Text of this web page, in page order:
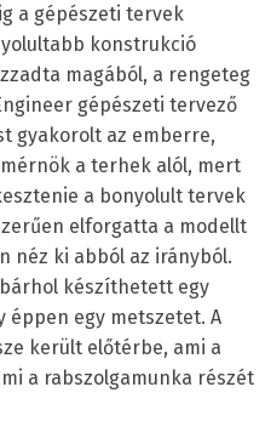
a gépészeti tervek
konstrukció
magából, a rengeteg
gépészeti tervező
gyakorolt az emberre,
a terhek alól, mert
a bonyolult tervek
elforgatta a modellt
néz ki abból az irányból.
készíthetett egy
éppen egy metszetet. A
került előtérbe, ami a
a rabszolgamunka részét